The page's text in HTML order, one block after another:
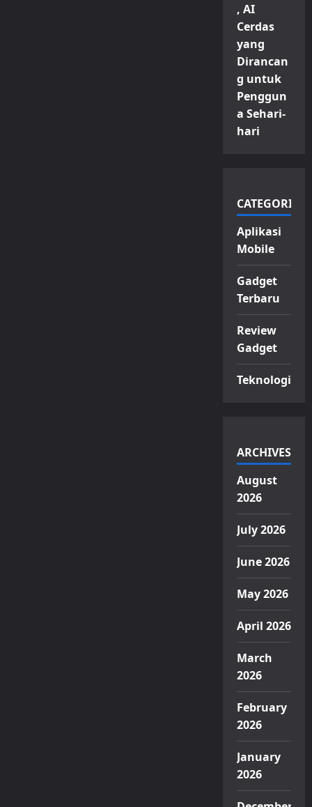
, AI
Cerdas
yang
Dirancan
g untuk
Penggun
a Sehari-
hari
CATEGORIES
Aplikasi
Mobile
Gadget
Terbaru
Review
Gadget
Teknologi
ARCHIVES
August
2026
July 2026
June 2026
May 2026
April 2026
March
2026
February
2026
January
2026